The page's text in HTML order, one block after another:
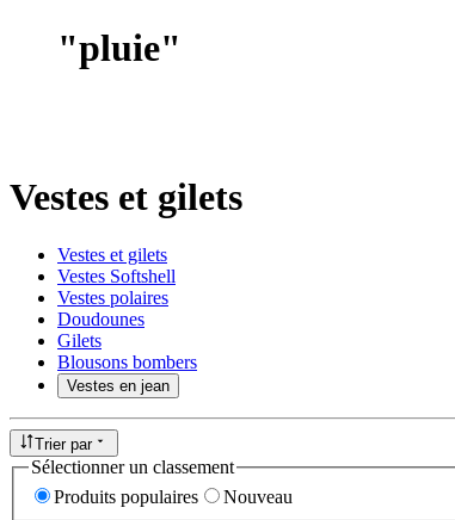
"pluie"
Vestes et gilets
Vestes et gilets
Vestes Softshell
Vestes polaires
Doudounes
Gilets
Blousons bombers
Vestes en jean
Trier par
Sélectionner un classement
Produits populaires
Nouveau